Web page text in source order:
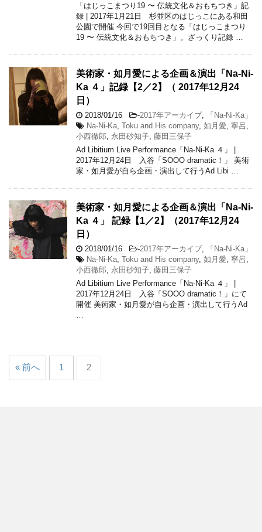
「はじっこまつり19 〜 伝統文化＆おもちつき」記
録 | 2017年1月21日 杉並区のはじっこにある和田
公園で開催 今回で19回目となる「はじっこまつり
19 〜 伝統文化＆おもちつき」。ざっくり記録 …
美術家・如月愛による企画＆演出「Na-Ni-
Ka ４」記録【2／2】（ 2017年12月24
日）
2018/01/16 -2017年アーカイブ
「Na-Ni-Ka」
Na-Ni-Ka Toku and His company, 如月愛 寧呂
小西徹郎 永田砂知子 藤田三保子
Ad Libitium Live Performance「Na-Ni-Ka ４」 |
2017年12月24日 入谷「SOOO dramatic！」 美術
家・如月愛が自ら企画・演出して行うAd Libi …
美術家・如月愛による企画＆演出「Na-Ni-
Ka ４」 記録【1／2】（2017年12月24
日）
2018/01/16 -2017年アーカイブ
「Na-Ni-Ka」
Na-Ni-Ka Toku and His company, 如月愛 寧呂
小西徹郎 永田砂知子 藤田三保子
Ad Libitium Live Performance「Na-Ni-Ka ４」 |
2017年12月24日 入谷「SOOO dramatic！」にて
開催 美術家・如月愛が自ら企画・演出して行うAd
« 前へ 1 2